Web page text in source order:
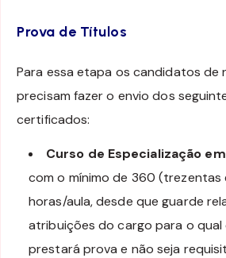
Prova de Títulos
Para essa etapa os candidatos de
precisam fazer o envio dos
certificados:
Curso de Especialização
com o mínimo de 360 (trezentas
horas/aula, desde que guarde
atribuições do cargo para o
prestará prova e não seja